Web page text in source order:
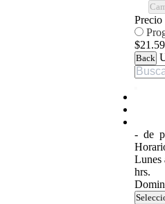
Precio
Back
- de
Lunes
hrs.